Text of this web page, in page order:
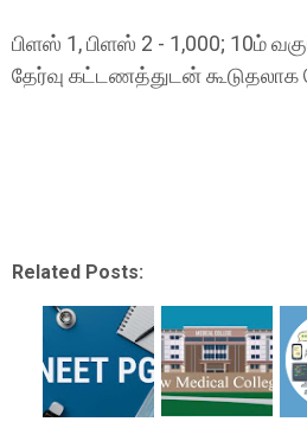
பிளஸ் 1, பிளஸ் 2 - 1,000; 10ம்
தேர்வு கட்டணத்துடன்
Related Posts: